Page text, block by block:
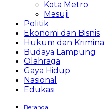
Kota Metro
Mesuji
Politik
Ekonomi dan Bisnis
Hukum dan Kriminal
Budaya Lampung
Olahraga
Gaya Hidup
Nasional
Edukasi
Beranda